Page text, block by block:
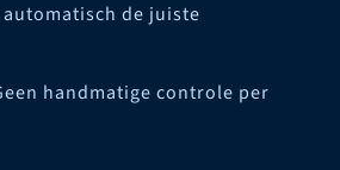
de juiste
handmatige controle per